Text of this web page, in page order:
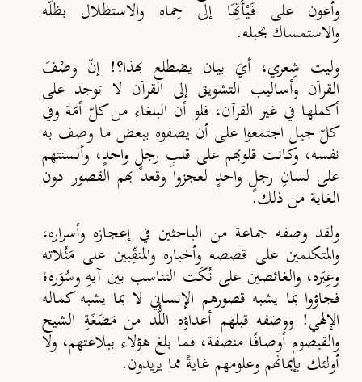
وأعون على فَيْأَتِهَا إلى حِماه والاستظلال بظلّه
والاستمساك بحبله.
وليت شِعري، أيّ بيان يضطلع بهذا؟! إنّ وصْفَ
القرآن وأساليب التشويق إلى القرآن لا توجد على
أكملها في غير القرآن، فلو أن البلغاء من كلّ أمّة وفي
كلّ جيل اجتمعوا على أن يصفوه ببعض ما وصف به
نفسه، وكانت قلوبهم على قلبِ رجلٍ واحدٍ، وألسنتهم
على لسانِ رجلٍ واحدٍ لعجزوا وقعد بهم القصور دون
الغاية من ذلك.
ولقد وصفه جماعة من الباحثين في إعجازه وأسراره،
والمتكلمين على قصصه وأخباره والمنقِّبين على مَثُلاته
وعِبَره، والغائصين على نُكَت التناسب بين آيهِ وسُوَره؛
فجاؤوا بما يشبه قصورهم الإنساني لا بما يشبه كماله
الإلهي! ووصَفه قبلهم أعداؤه اللُّد من مَضَغَةِ الشيح
والقيصوم أوصافًا منصفة، فما بلغ هؤلاء ببلاغتهم، ولا
أولئك بإيمانهم وعلومهم غايةً مما يريدون.